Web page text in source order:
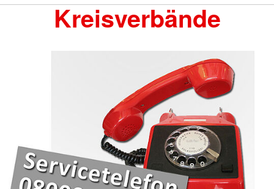
Kreisverbände